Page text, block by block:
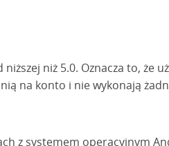
niż 5.0. Oznacza to, że
na konto i nie wykonają
z systemem operacyjnym